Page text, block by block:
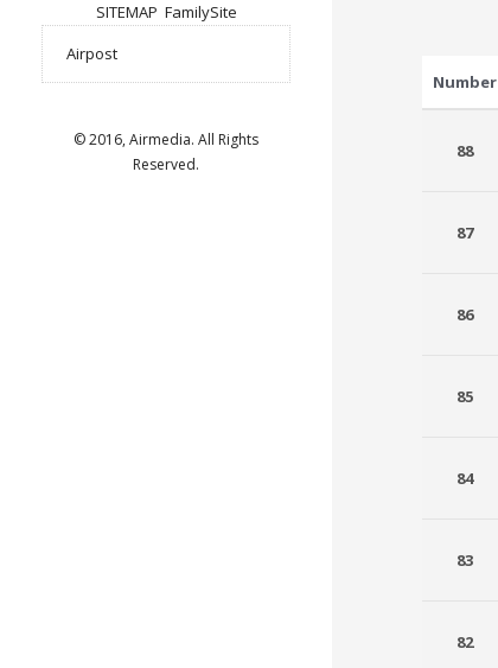
SITEMAP FamilySite
© 2016, Airmedia. All Rights
Reserved.
Number
88
87
86
85
84
83
82